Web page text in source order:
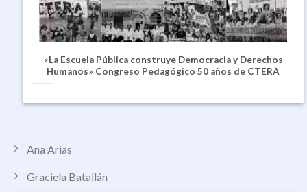
«La Escuela Pública construye Democracia y Derechos
Humanos» Congreso Pedagógico 50 años de CTERA
Ana Arias
Graciela Batallán